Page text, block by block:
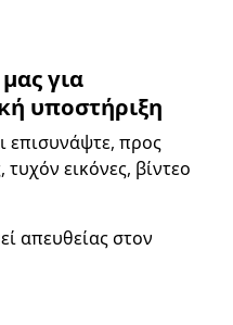
για
υποστήριξη
επισυνάψτε, προς
εικόνες, βίντεο
απευθείας στον